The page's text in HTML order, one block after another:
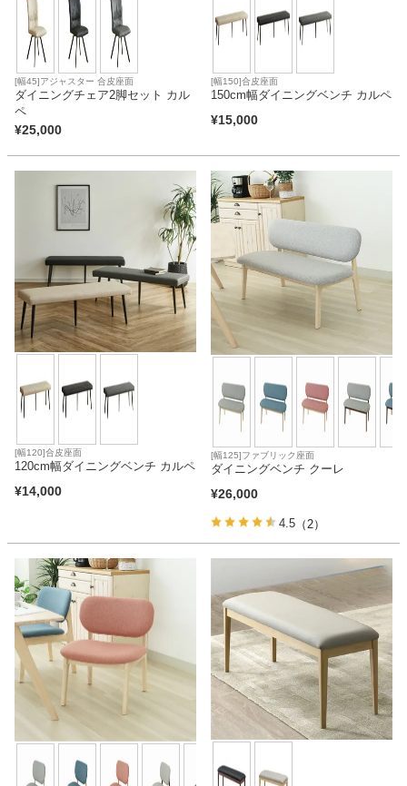
[幅45]アジャスター 合皮座面
ダイニングチェア2脚セット カル
ペ
¥25,000
[幅150]合皮座面
150cm幅ダイニングベンチ カルペ
¥15,000
[幅120]合皮座面
120cm幅ダイニングベンチ カルペ
¥14,000
[幅125]ファブリック座面
ダイニングベンチ クーレ
¥26,000
4.5 （2）